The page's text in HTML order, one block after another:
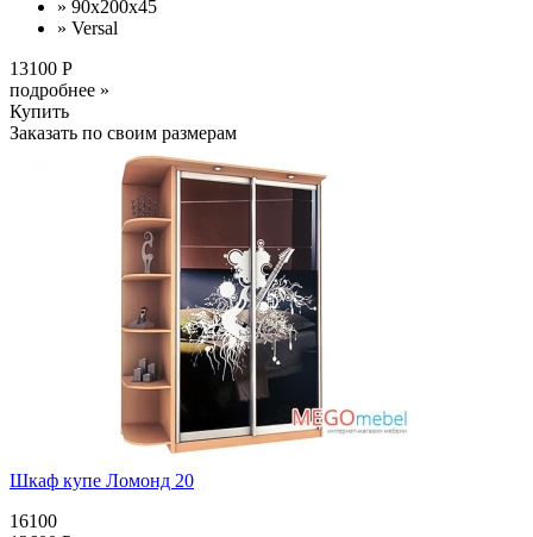
» 90x200x45
» Versal
13100 Р
подробнее »
Купить
Заказать по своим размерам
Шкаф купе Ломонд 20
16100